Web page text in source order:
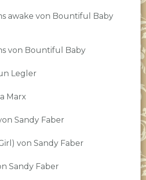
awake von Bountiful Baby
von Bountiful Baby
Legler
Marx
Sandy Faber
von Sandy Faber
Sandy Faber